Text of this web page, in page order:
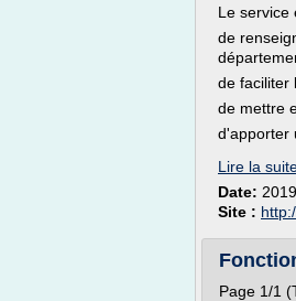
Le service
de
de faciliter
de mettre
d'apporter
Lire la
Date:
Site :
Page 1/1